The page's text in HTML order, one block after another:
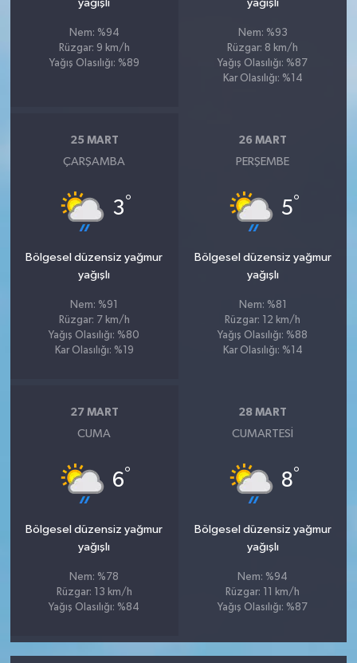
yağışlı
Nem: %94
Rüzgar: 9 km/h
Yağış Olasılığı: %89
yağışlı
Nem: %93
Rüzgar: 8 km/h
Yağış Olasılığı: %87
Kar Olasılığı: %14
25 MART
ÇARŞAMBA
3°
Bölgesel düzensiz yağmur
yağışlı
Nem: %91
Rüzgar: 7 km/h
Yağış Olasılığı: %80
Kar Olasılığı: %19
26 MART
PERŞEMBE
5°
Bölgesel düzensiz yağmur
yağışlı
Nem: %81
Rüzgar: 12 km/h
Yağış Olasılığı: %88
Kar Olasılığı: %14
27 MART
CUMA
6°
Bölgesel düzensiz yağmur
yağışlı
Nem: %78
Rüzgar: 13 km/h
Yağış Olasılığı: %84
28 MART
CUMARTESI
8°
Bölgesel düzensiz yağmur
yağışlı
Nem: %94
Rüzgar: 11 km/h
Yağış Olasılığı: %87